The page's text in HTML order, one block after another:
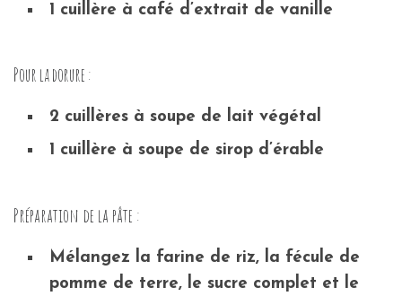
1 cuillère à café d’extrait de vanille
Pour la dorure :
2 cuillères à soupe de lait végétal
1 cuillère à soupe de sirop d’érable
Préparation de la pâte :
Mélangez la farine de riz, la fécule de
pomme de terre, le sucre complet et le